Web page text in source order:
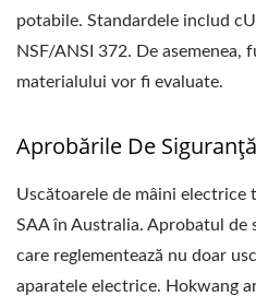
potabile. Standardele includ
NSF/ANSI 372. De asemenea,
materialului vor fi evaluate.
Aprobările De
Uscătoarele de mâini electrice
SAA în Australia. Aprobatul de
care reglementează nu doar
aparatele electrice. Hokwang